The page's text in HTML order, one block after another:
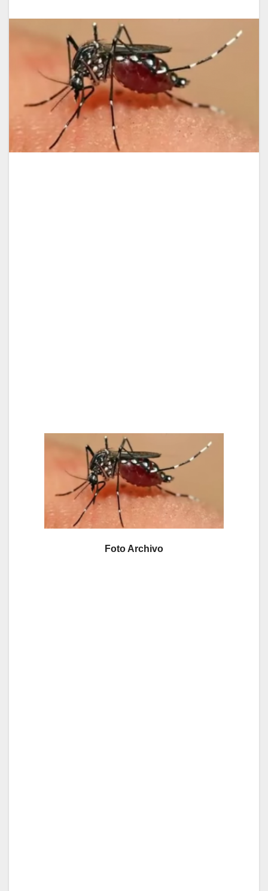
Foto Archivo